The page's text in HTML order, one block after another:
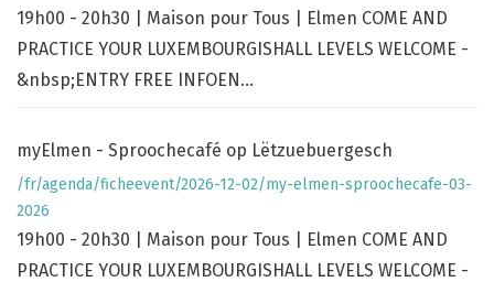
19h00 - 20h30 | Maison pour Tous | Elmen COME AND
PRACTICE YOUR LUXEMBOURGISHALL LEVELS WELCOME -
&nbsp;ENTRY FREE INFOEN...
myElmen - Sproochecafé op Lëtzuebuergesch
/fr/agenda/ficheevent/2026-12-02/my-elmen-sproochecafe-03-
2026
19h00 - 20h30 | Maison pour Tous | Elmen COME AND
PRACTICE YOUR LUXEMBOURGISHALL LEVELS WELCOME -